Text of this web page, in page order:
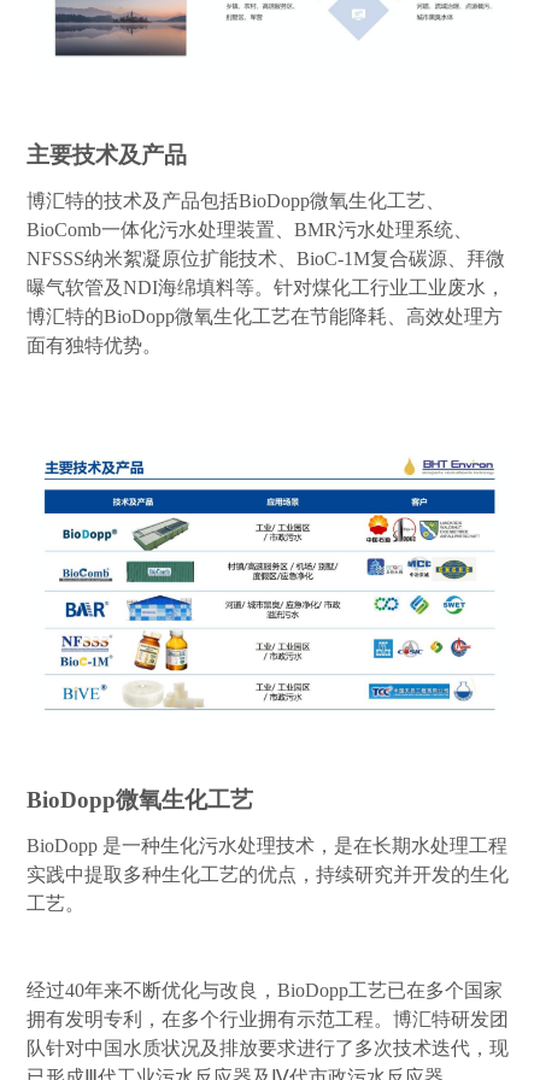
主要技术及产品
博汇特的技术及产品包括BioDopp微氧生化工艺、
BioComb一体化污水处理装置、BMR污水处理系统、
NFSSS纳米絮凝原位扩能技术、BioC-1M复合碳源、拜微
曝气软管及NDI海绵填料等。针对煤化工行业工业废水，
博汇特的BioDopp微氧生化工艺在节能降耗、高效处理方
面有独特优势。
BioDopp微氧生化工艺
BioDopp 是一种生化污水处理技术，是在长期水处理工程
实践中提取多种生化工艺的优点，持续研究并开发的生化
工艺。
经过40年来不断优化与改良，BioDopp工艺已在多个国家
拥有发明专利，在多个行业拥有示范工程。博汇特研发团
队针对中国水质状况及排放要求进行了多次技术迭代，现